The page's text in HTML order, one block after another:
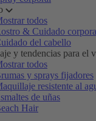
todos
& Cuidado
del cabello
y tendencias para el
todos
y sprays fijadores
resistente al
de uñas
Hair